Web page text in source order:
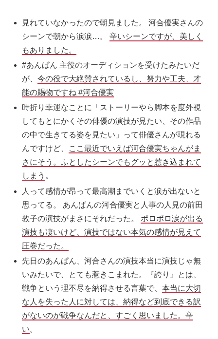
見れていなかったので朝見ました。 河合優実さんの
シーンで朝から涙涙…。辛いシーンですが、美しく
もありました。
#あんぱん 主役のオーディションを受けたみたいだ
が、今の役で大絶賛されているし、努力や工夫、才
能の賜物ですね #河合優実
時折り幸運なことに「ストーリーやら脚本を度外視
してもとにかくその俳優の演技が見たい、その作品
の中で生きてる姿を見たい」って俳優さんが現れる
んですけど、
ここ最近でいえば河合優実ちゃんがま
さにそう。ふとしたシーンでもグッと惹き込まれて
しまう 。
人って感情が昂って最高潮までいくと涙が出ないと
思ってる。 あんぱんの河合優実と人事の人見の前田
敦子の演技がまさにそれだった。 ポロポロ涙が出る
演技も凄いけど、演技ではない本気の感情が見えて
圧巻だった。
先日のあんぱん 、河合さんの演技本当に演技じゃ無
いみたいで、とても惹きこまれた。『誇り』とは、
戦争という理不尽を納得させる言葉で、本当に大切
な人を失った人に対しては、納得など到底できる訳
がないのが戦争なんだと、すごく思いました。辛
い。